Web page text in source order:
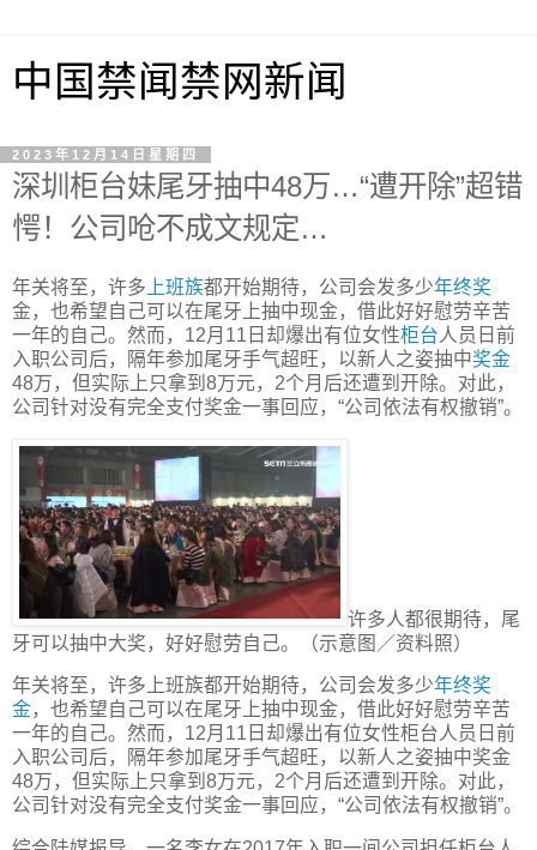
中国禁闻禁网新闻
2023年12月14日星期四
深圳柜台妹尾牙抽中48万…“遭开除”超错
愕！公司呛不成文规定…
年关将至，许多 上班族都开始期待，公司会发多少年终奖
金，也希望自己可以在尾牙上抽中现金，借此好好慰劳辛苦
一年的自己。然而，12月11日却爆出有位女性柜台人员日前
入职公司后，隔年参加尾牙手气超旺，以新人之姿抽中奖金
48万，但实际上只拿到8万元，2个月后还遭到开除。对此，
公司针对没有完全支付奖金一事回应，“公司依法有权撤销”。
许多人都很期待，尾
牙可以抽中大奖，好好慰劳自己。（示意图／资料照）
年关将至，许多上班族都开始期待，公司会发多少年终奖
金，也希望自己可以在尾牙上抽中现金，借此好好慰劳辛苦
一年的自己。然而，12月11日却爆出有位女性柜台人员日前
入职公司后，隔年参加尾牙手气超旺，以新人之姿抽中奖金
48万，但实际上只拿到8万元，2个月后还遭到开除。对此，
公司针对没有完全支付奖金一事回应，“公司依法有权撤销”。